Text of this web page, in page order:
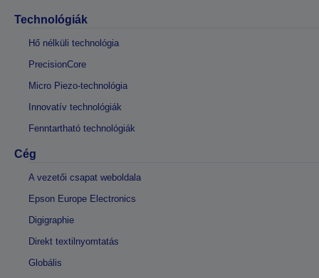
Technológiák
Hő nélküli technológia
PrecisionCore
Micro Piezo-technológia
Innovatív technológiák
Fenntartható technológiák
Cég
A vezetői csapat weboldala
Epson Europe Electronics
Digigraphie
Direkt textilnyomtatás
Globális